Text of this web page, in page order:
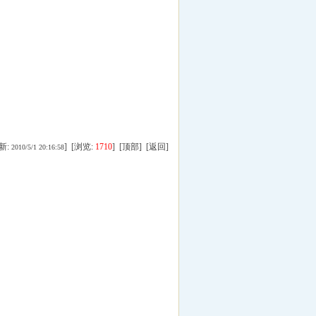
: 2010/5/1 20:16:58] [浏览: 1710] [顶部] [返回]